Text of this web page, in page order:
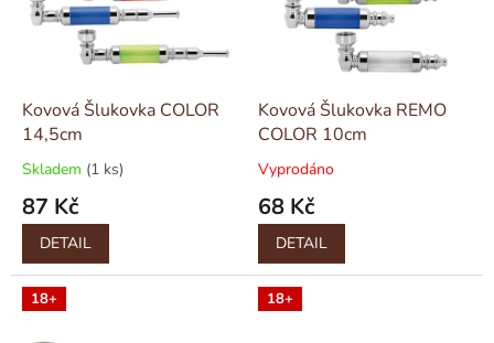
Kovová Šlukovka COLOR
14,5cm
Skladem (1 ks)
87 Kč
DETAIL
Kovová Šlukovka REMO
COLOR 10cm
Vyprodáno
68 Kč
DETAIL
18+ 18+